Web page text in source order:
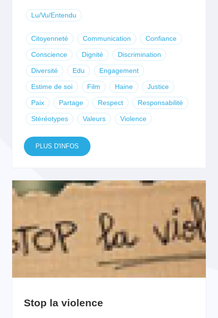
Lu/Vu/Entendu
Citoyenneté Communication Confiance
Conscience Dignité Discrimination
Diversité Edu Engagement
Estime de soi Film Haine Justice
Paix Partage Respect Responsabilité
Stéréotypes Valeurs Violence
PLUS D'INFOS
Stop la violence